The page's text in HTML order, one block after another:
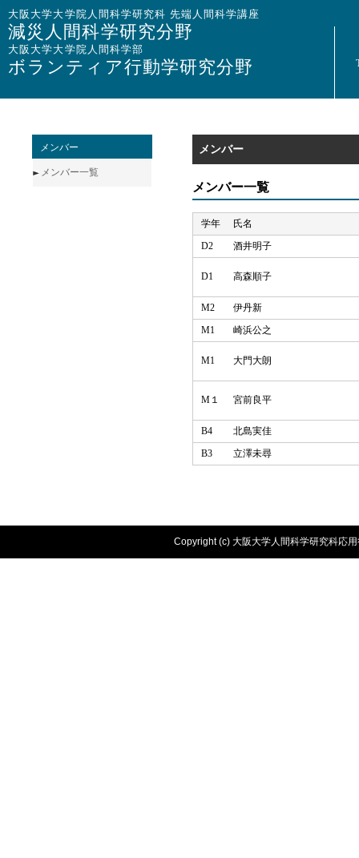
大阪大学大学院人間科学研究科 先端人間科学講座
減災人間科学研究分野
大阪大学大学院人間科学部
ボランティア行動学研究分野
メンバー
メンバー一覧
学年
氏名
D2
酒井明子
D1 高森順子
M2
伊丹新
M1
崎浜公之
M1 大門大朗
M１ 宮前良平
B4
北島実佳
B3
立澤未尋
メンバー
メンバー一覧
Copyright (c) 大阪大学人間科学研究科応